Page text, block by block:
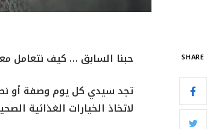
SHARE
حبنا السابق … كيف نتعامل
تجد سيدي كل يوم وصفة أو
لاتخاذ الخيارات الغذائية